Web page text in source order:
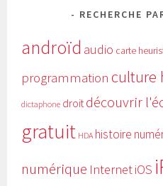
RECHERCHE
androïd audio carte
programmation culture
dictaphone droit découvrir
gratuit HDA histoire
numérique InternetiOS